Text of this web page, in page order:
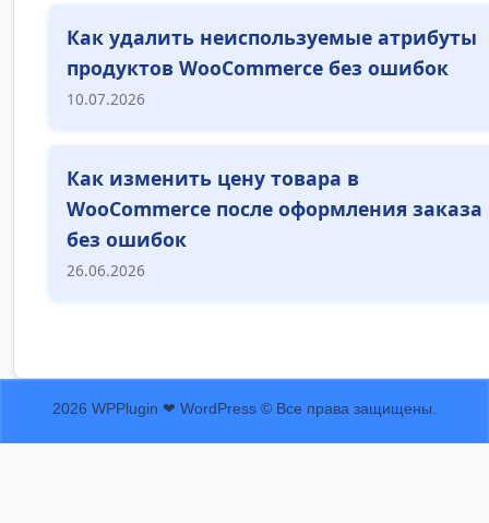
Как удалить неиспользуемые атрибуты
продуктов WooCommerce без ошибок
10.07.2026
Как изменить цену товара в
WooCommerce после оформления заказа
без ошибок
26.06.2026
2026 WPPlugin ❤ WordPress © Все права защищены.